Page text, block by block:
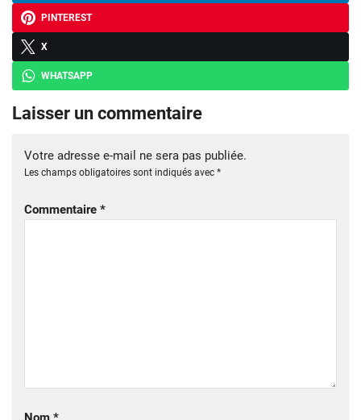
PINTEREST
X
WHATSAPP
Laisser un commentaire
Votre adresse e-mail ne sera pas publiée.
Les champs obligatoires sont indiqués avec *
Commentaire *